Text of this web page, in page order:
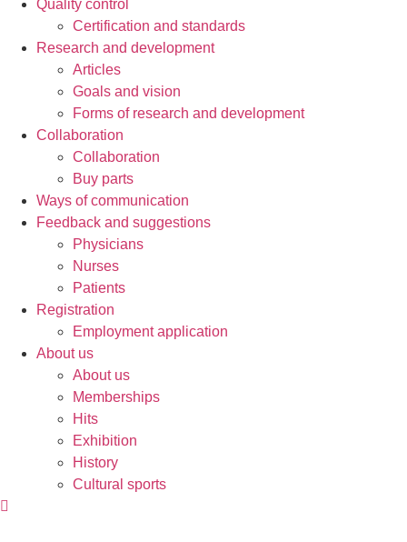
Quality control
Certification and standards
Research and development
Articles
Goals and vision
Forms of research and development
Collaboration
Collaboration
Buy parts
Ways of communication
Feedback and suggestions
Physicians
Nurses
Patients
Registration
Employment application
About us
About us
Memberships
Hits
Exhibition
History
Cultural sports